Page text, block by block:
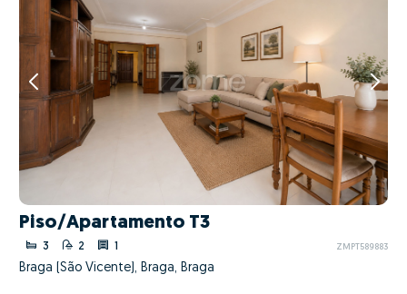
Piso/Apartamento T3
3 2 1 ZMPT589883
Braga (São Vicente), Braga, Braga